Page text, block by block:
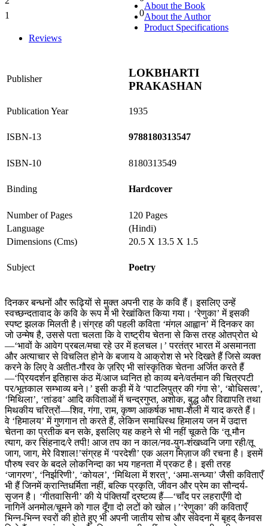
1
0
About the Book
About the Author
Product Specifications
Reviews
Publisher
LOKBHARTI
PRAKASHAN
Publication Year 1935
ISBN-13 9788180313547
ISBN-10 8180313549
Binding Hardcover
Number of Pages
120 Pages
Language
(Hindi)
Dimensions (Cms)
20.5 X 13.5 X 1.5
Subject Poetry
दिनकर बन्‍धनों और रूढ़ियों से मुक्‍त अपनी राह के कवि हैं। इसलिए उन्‍हें
स्‍वच्‍छन्‍दतावाद के कवि के रूप में भी रेखांकित किया गया। ‘रेणुका’ में इसकी
स्‍पष्‍ट झलक मिलती है।संग्रह की पहली कविता ‘मंगल आह्वान’ में दिनकर का
जो उन्‍मेष है, उससे पता चलता कि वे राष्‍ट्रीय चेतना से किस तरह ओतप्रोत थे
—‘भावों के आवेग प्रबल/मचा रहे उर में हलचल।’ परतंत्र भारत में असमानता
और अत्‍याचार से विचलित होने के बजाय वे आक्रोश से भरे दिखते हैं जिसे व्‍यक्‍त
करने के लिए वे अतीत-गौरव के ज़रिए भी सांस्‍कृतिक चेतना अर्जित करते हैं
—‘प्रियदर्शन इतिहास कंठ में/आज ध्वनित हो काव्य बने/वर्तमान की चित्रपटी
पर/भूतकाल सम्भाव्य बने।’ इसी कड़ी में वे ‘पाटलिपुत्र की गंगा से’, ‘बोधिसत्‍व’,
‘मिथिला’, ‘तांडव’ आदि कविताओं में चन्‍द्रगुप्‍त, अशोक, बुद्ध और विद्यापति तथा
मिथकीय चरित्रों—शिव, गंगा, राम, कृष्‍ण आकर्षक भाषा-शैली में याद करते हैं।
वे ‘हिमालय’ में गुणगान तो करते हैं, लेकिन समाधिस्‍थ हिमालय जन में उदात्त
चेतना का प्रतीक बन सके, इसलिए यह कहने से भी नहीं चूकते कि ‘तू मौन
त्याग, कर सिंहनाद/रे तपी! आज तप का न काल/नव-युग-शंखध्वनि जगा रही/तू
जाग, जाग, मेरे विशाल!’संग्रह में ‘परदेशी’ एक अलग मिज़ाज की रचना है। इसमें
पौरुष स्‍वर के बदले लोकनिन्‍दा का भय गहनता में प्रकट है। इसी तरह
‘जागरण’, ‘निर्झरिणी’, ‘कोयल’, ‘मिथिला में शरत्’, ‘अमा-सन्ध्या’ जैसी कविताएँ
भी हैं जिनमें क्रान्तिधर्मिता नहीं, बल्कि प्रकृति, जीवन और प्रेम का सौन्‍दर्य-
सृजन है। ‘गीतवासिनी’ की ये पंक्तियाँ द्रष्‍टव्‍य हैं—‘चाँद पर लहराएँगी दो
नागिनें अनमोल/चूमने को गाल दूँगा दो लटों को खोल।’‘रेणुका’ की कविताएँ
भि‍न्‍न-भिन्‍न स्‍वरों की होते हुए भी अपनी जातीय सोच और संवेदना में बृहद् कैनवस